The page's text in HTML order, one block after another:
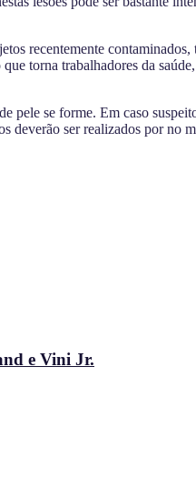
recentemente contaminados,
torna trabalhadores da
pele se forme. Em caso
deverão ser realizados por no
e Vini Jr.